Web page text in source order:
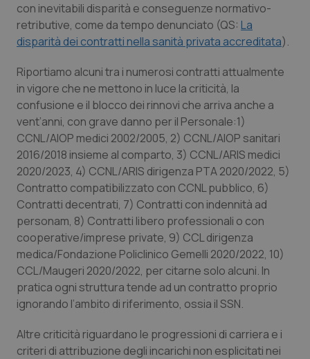
Rene & patologie urogenitali
Salute orale & impianti
Sangue & coagulazione
Tiroide
Tumore al seno
Tumore ovarico
Tumori del Polmone & Testa Collo
Tumori gastrointestinali
Ulcera & Reflusso
Vaccini
con inevitabili disparità e conseguenze normativo-
retributive, come da tempo denunciato (QS: La
disparità dei contratti nella sanità privata accreditata).
Riportiamo alcuni tra i numerosi contratti attualmente
in vigore che ne mettono in luce la criticità, la
confusione e il blocco dei rinnovi che arriva anche a
vent’anni, con grave danno per il Personale:1)
CCNL/AIOP medici 2002/2005, 2) CCNL/AIOP sanitari
2016/2018 insieme al comparto, 3) CCNL/ARIS medici
2020/2023, 4) CCNL/ARIS dirigenza PTA 2020/2022, 5)
Contratto compatibilizzato con CCNL pubblico, 6)
Contratti decentrati, 7) Contratti con indennità ad
personam, 8) Contratti libero professionali o con
cooperative/imprese private, 9) CCL dirigenza
medica/Fondazione Policlinico Gemelli 2020/2022, 10)
CCL/Maugeri 2020/2022, per citarne solo alcuni. In
pratica ogni struttura tende ad un contratto proprio
ignorando l’ambito di riferimento, ossia il SSN.
Altre criticità riguardano le progressioni di carriera e i
criteri di attribuzione degli incarichi non esplicitati nei